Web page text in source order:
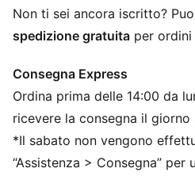
Non ti sei ancora iscritto?
spedizione gratuita per
Consegna Express
Ordina prima delle 14:00 da
ricevere la consegna il giorno
*Il sabato non vengono
“Assistenza > Consegna”